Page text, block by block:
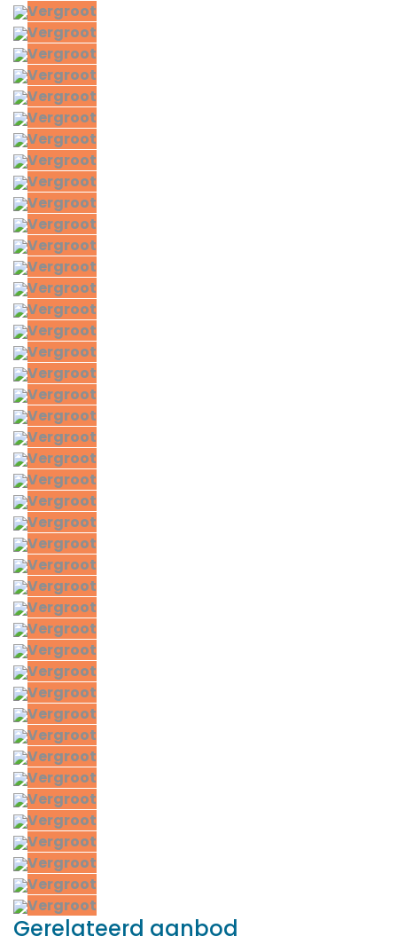
Vergroot
Vergroot
Vergroot
Vergroot
Vergroot
Vergroot
Vergroot
Vergroot
Vergroot
Vergroot
Vergroot
Vergroot
Vergroot
Vergroot
Vergroot
Vergroot
Vergroot
Vergroot
Vergroot
Vergroot
Vergroot
Vergroot
Vergroot
Vergroot
Vergroot
Vergroot
Vergroot
Vergroot
Vergroot
Vergroot
Vergroot
Vergroot
Vergroot
Vergroot
Vergroot
Vergroot
Vergroot
Vergroot
Vergroot
Vergroot
Vergroot
Vergroot
Vergroot
Gerelateerd aanbod